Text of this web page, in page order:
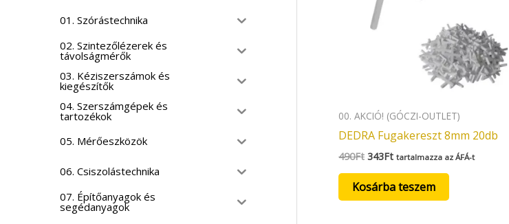
01. Szórástechnika
02. Szintezőlézerek és
távolságmérők
03. Kéziszerszámok és
kiegészítők
04. Szerszámgépek és
tartozékok
05. Mérőeszközök
06. Csiszolástechnika
07. Építőanyagok és
segédanyagok
00. AKCIÓ! (GÓCZI-OUTLET)
DEDRA Fugakereszt 8mm 20db
490Ft 343Ft tartalmazza az ÁFÁ-t
Kosárba teszem